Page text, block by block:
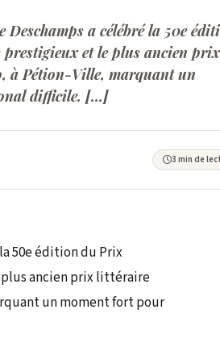
a célébré la 50e
et le plus ancien prix
à Pétion-Ville, marquant un
difficile. […]
3 min de
50e édition du Prix
ancien prix littéraire
un moment fort pour